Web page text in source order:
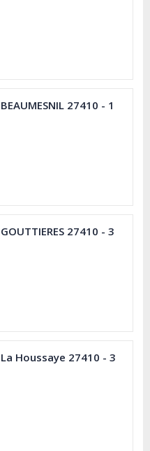
27410 - 1
27410 - 3
Houssaye 27410 - 3